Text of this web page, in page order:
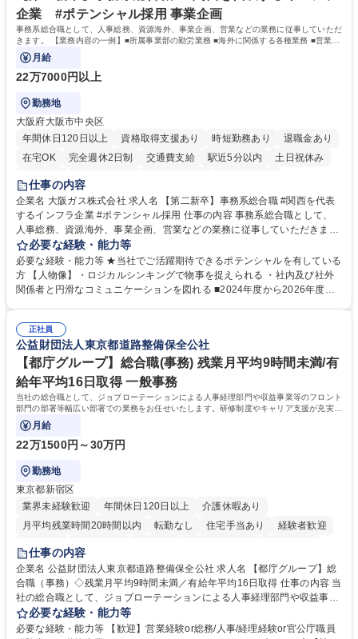
資格：
企業 #ポテンシャル採用 事業企画
事務系総合職として、人事総務、資源海外、事業企画、営業などの業務に従事していただ
きます。 【業務内容の一例】■所属事業部の勤労業務 ■海外に関係する各種業務 ■営業部
門の企画スタッフ、ルート営業
月給
22万7000円以上
勤務地
大阪府大阪市中央区
年間休日120日以上
資格取得支援あり 時短勤務あり
退職金あり
在宅OK
完全週休2日制 交通費支給 駅近5分以内
土日祝休み
服装自由
第二新卒歓迎
仕事の内容
企業名 大阪ガス株式会社 求人名 【第二新卒】事務系総合職 #関西を代表
するインフラ企業 #ポテンシャル採用 仕事の内容 事務系総合職として、
人事総務、資源海外、事業企画、営業などの業務に従事していただきま
す。 【業務内容の一例】■所属事業部の勤労業務 ■海外に関係する各種業
務 ■営業部門の企画スタッフ、ルート営業 【キャリアパス】入社後の配属
ポジションで一定期間ご活躍頂いた後、本人の適性及び将来のキャリアを
鑑みてジョブローテーションを行います。 【育成】OJTでの現場育成や研
表するインフラ企業 #ポテンシャル採用
必要な経験・能力等
必要な経験・能力等 ★当社でご活躍期待できるポテンシャルを有している
方 【人物像】・ロジカルシンキングで物事を捉えられる ・社内及び社外
関係者と円滑なコミュニケーションを図れる ■2024年度から2026年度ま
72.html ■エネルギーセキュリティの不安定化や気候変動による自然災害の
甚大化など、これまで以上に社会課題解決の重要性が高まっています。
「未来の日常」の創造に向けて持続可能な社会の実現に貢献してまいりま
す。 学歴・資格 学歴：大学院 大学 語学力： 資格：
正社員
公益財団法人東京都道路整備保全公社
【都庁グループ】総合職(事務) 残業月平均9時間未満/有
給年平均16日取得 一般事務
当社の総合職として、ジョブローテーションによる人事経理部門や収益事業等のフロント
部門の部署等幅広い部署での業務をお任せいたします。研修制度やキャリア支援が充実し
ております！ ※下記業務詳細
月給
22万1500円～30万円
勤務地
東京都新宿区
業界未経験歓迎
年間休日120日以上
介護休暇あり
月平均残業時間20時間以内
転勤なし 住宅手当あり
経験者歓迎
研修あり
退職金あり
駅近5分以内
資格取得手当あり 食事補助あり
仕事の内容
企業名 公益財団法人東京都道路整備保全公社 求人名 【都庁グループ】総
合職（事務）◇残業月平均9時間未満／有給年平均16日取得 仕事の内容 当
社の総合職として、ジョブローテーションによる人事経理部門や収益事業
等のフロント部門の部署等幅広い部署での業務をお任せいたします。研修
制度やキャリア支援が充実しております！ ※下記業務詳細 【業務詳細】■
必要な経験・能力等
必要な経験・能力等 【歓迎】営業経験or総務/人事/経理経験or官公庁職員